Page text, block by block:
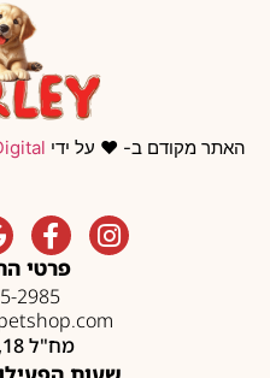
האתר מקודם ב- ❤️ על ידי
פרטי
2985
מח"ל 18, תל אביב